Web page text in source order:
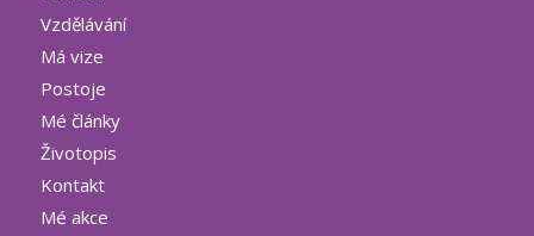
Vzdělávání
Má vize
Postoje
Mé články
Životopis
Kontakt
Mé akce